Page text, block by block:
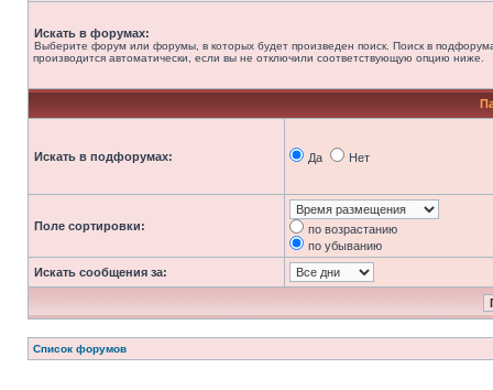
Искать в форумах:
Выберите форум или форумы, в которых будет произведен поиск. Поиск в
производится автоматически, если вы не отключили соответствующую опцию ниже.
Искать в подфорумах: Да Нет
Поле сортировки:
по возрастанию
по убыванию
Искать сообщения за:
Список форумов